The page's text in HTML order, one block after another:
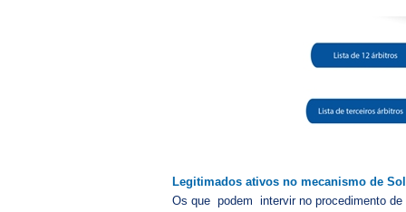
Legitimados ativos no mecanismo de
Os que podem intervir no procedimento